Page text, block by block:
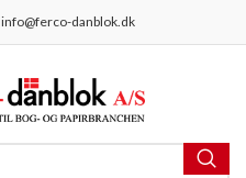
info@ferco-danblok.dk